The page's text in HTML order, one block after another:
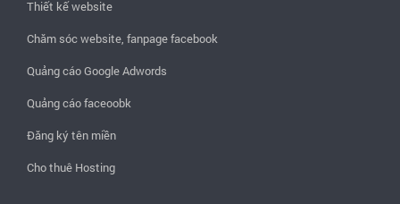
Thiết kế website
Chăm sóc website, fanpage facebook
Quảng cáo Google Adwords
Quảng cáo faceoobk
Đăng ký tên miền
Cho thuê Hosting